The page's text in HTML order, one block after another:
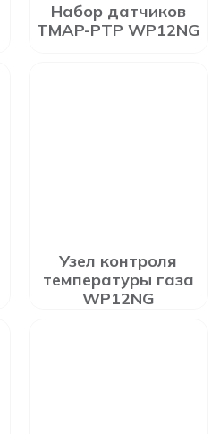
Набор датчиков
TMAP-PTP WP12NG
Узел контроля
температуры газа
WP12NG